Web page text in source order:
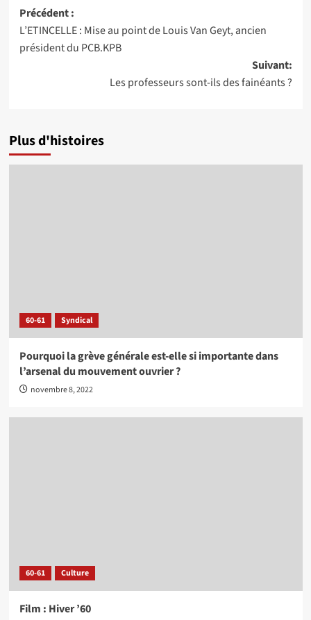
Navigation
d’article
Précédent :
L’ETINCELLE : Mise au point de Louis Van Geyt, ancien
président du PCB.KPB
Suivant:
Les professeurs sont-ils des fainéants ?
Plus d'histoires
60-61 Syndical
Pourquoi la grève générale est-elle si importante dans
l’arsenal du mouvement ouvrier ?
novembre 8, 2022
60-61 Culture
Film : Hiver ’60